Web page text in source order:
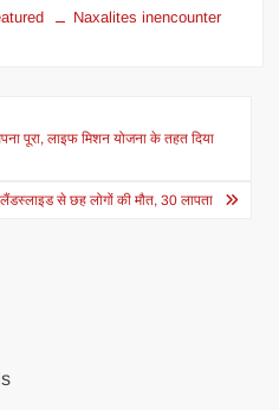
Naxalites inencounter
पूरा, लाइफ मिशन योजना के तहत दिया
लैंडस्लाइड से छह लोगों की मौत, 30 लापता